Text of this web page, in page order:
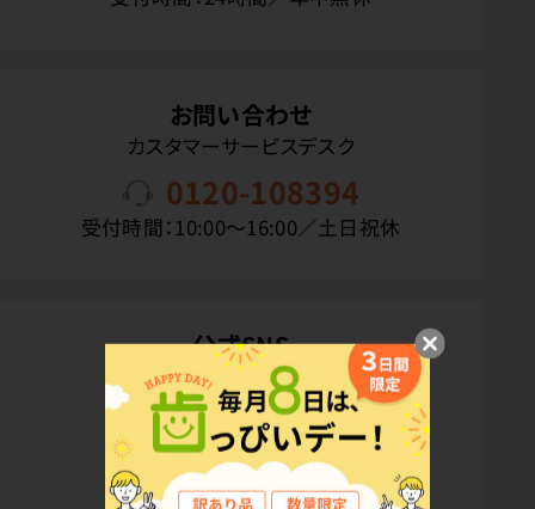
お問い合わせ
カスタマーサービスデスク
0120-108394
受付時間：10:00〜16:00／土日祝休
公式SNS